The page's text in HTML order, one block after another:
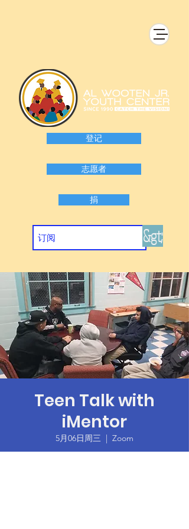
登记
志愿者
捐
&gt;
Teen Talk with
iMentor
5月06日周三
  |
Zoom